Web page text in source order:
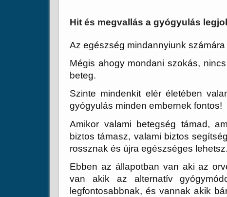
Hit és megvallás a gyógyulás
Az egészség mindannyiunk
Mégis ahogy mondani szokás,
beteg.
Szinte mindenkit elér életében
gyógyulás minden embernek fontos!
Amikor valami betegség támad,
biztos támasz, valami biztos
rossznak és újra egészséges lehetsz.
Ebben az állapotban van aki az
van akik az alternatív
legfontosabbnak, és vannak akik